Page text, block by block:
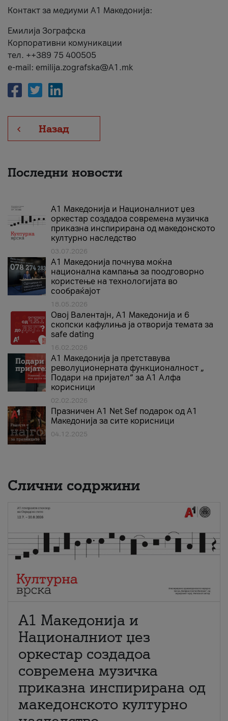
Контакт за медиуми А1 Македонија:
Емилија Зографска
Корпоративни комуникации
тел. ++389 75 400505
e-mail: emilija.zografska@A1.mk
Назад
Последни новости
А1 Македонија и Националниот џез
оркестар создадоа современа музичка
приказна инспирирана од македонското
културно наследство
03.07.2026
A1 Македонија почнува моќна
национална кампања за поодговорно
користење на технологијата во
сообраќајот
18.05.2026
Овој Валентајн, A1 Македонија и 6
скопски кафулиња ја отворија темата за
safe dating
16.02.2026
А1 Македонија ја претставува
револуционерната функционалност „
Подари на пријател“ за А1 Алфа
корисници
02.02.2026
Празничен A1 Net Sеf подарок од А1
Македонија за сите корисници
04.12.2025
Слични содржини
А1 Македонија и
Националниот џез
оркестар создадоа
современа музичка
приказна инспирирана од
македонското културно